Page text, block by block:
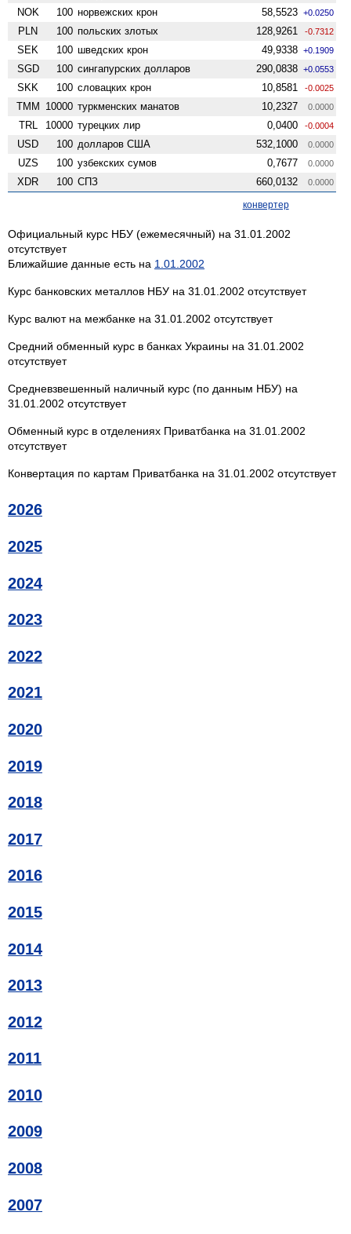
NOK 100 норвежских крон 58,5523 +0.0250
PLN 100 польских злотых 128,9261 -0.7312
SEK 100 шведских крон 49,9338 +0.1909
SGD 100 сингапурских долларов 290,0838 +0.0553
SKK 100 словацких крон 10,8581 -0.0025
TMM 10000 туркменских манатов 10,2327 0.0000
TRL 10000 турецких лир 0,0400 -0.0004
USD 100 долларов США 532,1000 0.0000
UZS 100 узбекских сумов 0,7677 0.0000
XDR 100 СПЗ 660,0132 0.0000
конвертер
Официальный курс НБУ (ежемесячный) на 31.01.2002
отсутствует
Ближайшие данные есть на 1.01.2002
Курс банковских металлов НБУ на 31.01.2002 отсутствует
Курс валют на межбанке на 31.01.2002 отсутствует
Средний обменный курс в банках Украины на 31.01.2002
отсутствует
Средневзвешенный наличный курс (по данным НБУ) на
31.01.2002 отсутствует
Обменный курс в отделениях Приватбанка на 31.01.2002
отсутствует
Конвертация по картам Приватбанка на 31.01.2002 отсутствует
2026
2025
2024
2023
2022
2021
2020
2019
2018
2017
2016
2015
2014
2013
2012
2011
2010
2009
2008
2007